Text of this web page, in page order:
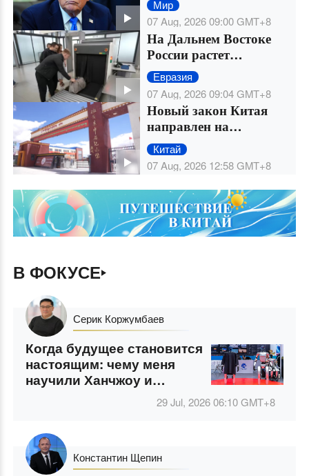
07 Aug, 2026 09:00GMT+8
Мир
На Дальнем Востоке
России растет
популярность туров в
Китай
07 Aug, 2026 09:04GMT+8
Евразия
Новый закон Китая
направлен на
улучшение доступа к
общественным услугам
для всех этнических
групп
07 Aug, 2026 12:58GMT+8
Китай
В ФОКУСЕ
Серик Коржумбаев
Когда будущее становится
настоящим: чему меня
научили Ханчжоу и
29 Jul, 2026 06:10GMT+8
Константин Щепин